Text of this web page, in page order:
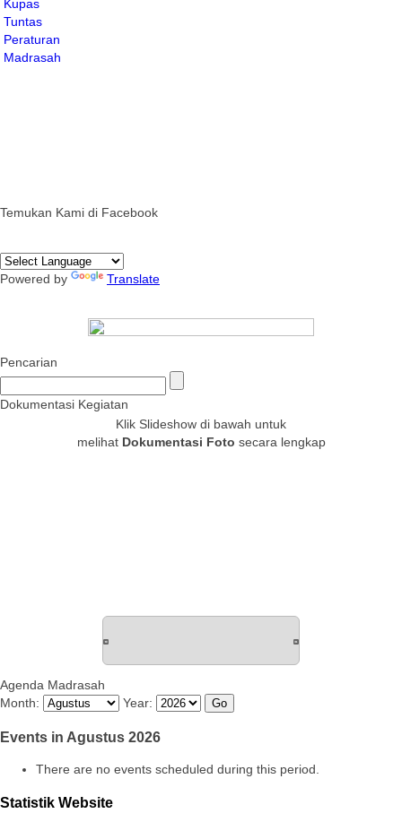
Temukan Kami di Facebook
Powered by Translate
Pencarian
Dokumentasi Kegiatan
Klik Slideshow di bawah untuk
melihat Dokumentasi Foto secara lengkap
Agenda Madrasah
Month:
Year:
Events in Agustus 2026
There are no events scheduled during this period.
Statistik Website